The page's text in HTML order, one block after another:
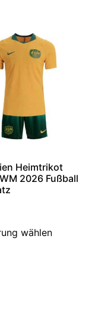
Heimtrikot
2026 Fußball
wählen